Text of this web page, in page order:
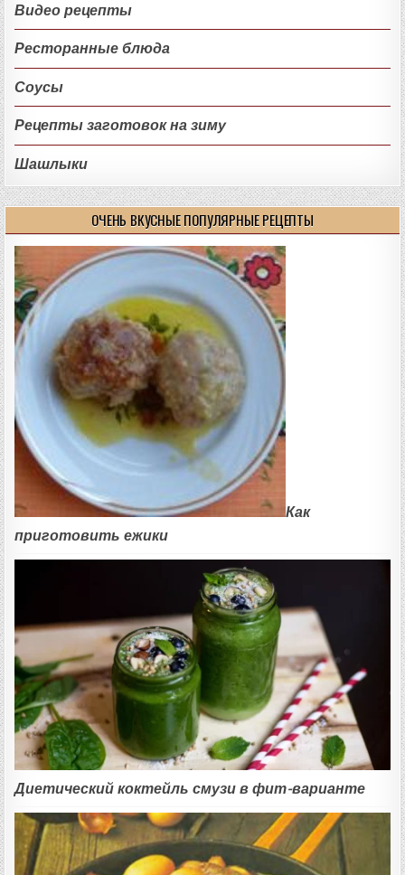
Видео рецепты
Ресторанные блюда
Соусы
Рецепты заготовок на зиму
Шашлыки
ОЧЕНЬ ВКУСНЫЕ ПОПУЛЯРНЫЕ РЕЦЕПТЫ
Как
приготовить ежики
Диетический коктейль смузи в фит-варианте